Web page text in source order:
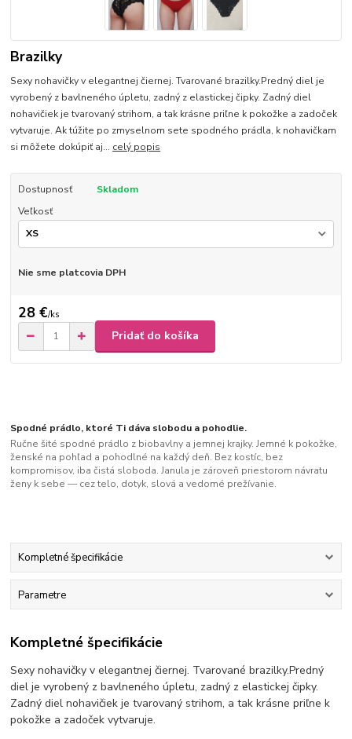
Brazilky
Sexy nohavičky v elegantnej čiernej. Tvarované brazilky.Predný diel je
vyrobený z bavlneného úpletu, zadný z elastickej čipky. Zadný diel
nohavičiek je tvarovaný strihom, a tak krásne priľne k pokožke a zadoček
vytvaruje. Ak túžite po zmyselnom sete spodného prádla, k nohavičkam
si môžete dokúpiť aj... celý popis
Dostupnosť
Skladom
Veľkosť
Nie sme platcovia DPH
28 €/ks
Pridať do košíka
Spodné prádlo, ktoré Ti dáva slobodu a pohodlie.
Ručne šité spodné prádlo z biobavlny a jemnej krajky. Jemné k pokožke,
ženské na pohľad a pohodlné na každý deň. Bez kostíc, bez
kompromisov, iba čistá sloboda. Janula je zároveň priestorom návratu
ženy k sebe — cez telo, dotyk, slová a vedomé prežívanie.
Kompletné špecifikácie
Parametre
Kompletné špecifikácie
Sexy nohavičky v elegantnej čiernej. Tvarované brazilky.Predný
diel je vyrobený z bavlneného úpletu, zadný z elastickej čipky.
Zadný diel nohavičiek je tvarovaný strihom, a tak krásne priľne k
pokožke a zadoček vytvaruje.